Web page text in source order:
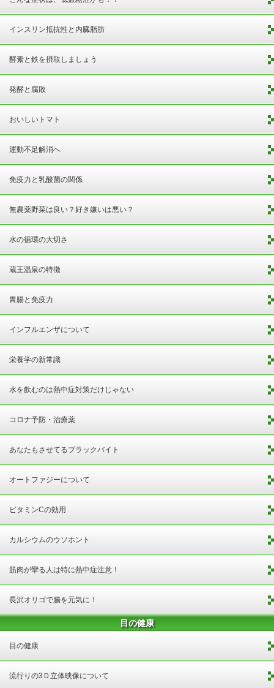
インスリン抵抗性と内臓脂肪
酵素と鉄を摂取しましょう
発酵と腐敗
おいしいトマト
運動不足解消へ
免疫力と乳酸菌の関係
無農薬野菜は良い？好き嫌いは悪い？
水の循環の大切さ
蔵王温泉の特徴
胃腸と免疫力
インフルエンザについて
栄養学の新常識
水を飲むのは熱中症対策だけじゃない
コロナ予防・治療薬
あなたもさせてるブラックバイト
オートファジーについて
ビタミンCの効用
カルシウムのウソホント
筋肉が攣る人は特に熱中症注意！
長沢オリゴで腸を元気に！
目の健康
目の健康
流行りの3Ｄ立体映像について